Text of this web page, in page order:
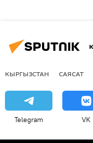
КЫРГЫЗСТАН САЯСАТ
Telegram VK